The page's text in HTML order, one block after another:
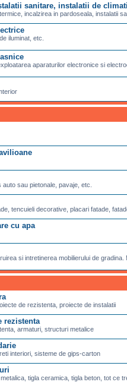
sanitare, instalatii de
incalzirea in pardoseala, instalatii
iluminat, etc.
aparaturilor electronice si
sau pietonale, pavaje, etc.
tencuieli decorative, placari fatade,
cu apa
si intretinerea mobilierului de
de rezistenta, proiecte de instalatii
rezistenta
armaturi, structuri metalice
interiori, sisteme de gips-carton
tigla ceramica, tigla beton, tot ce